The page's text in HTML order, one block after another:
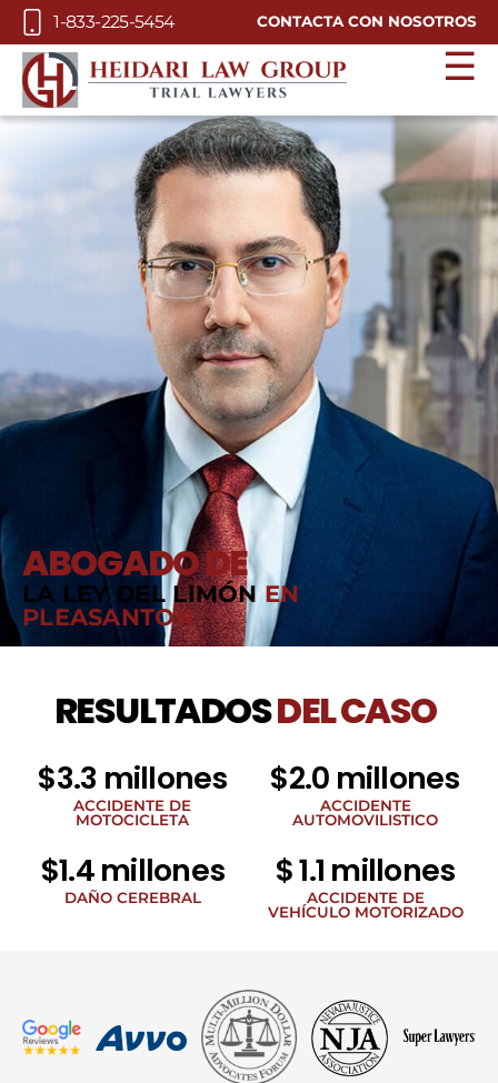
Skip to Main Content
1-833-225-5454 CONTACTA CON NOSOTROS
☰
ABOGADO DE
LA LEY DEL LIMÓN EN
PLEASANTON
RESULTADOSDEL CASO
$3.3 millones
ACCIDENTE DE
MOTOCICLETA
$2.0 millones
ACCIDENTE
AUTOMOVILISTICO
$1.4 millones
DAÑO CEREBRAL
$ 1.1 millones
ACCIDENTE DE
VEHÍCULO MOTORIZADO